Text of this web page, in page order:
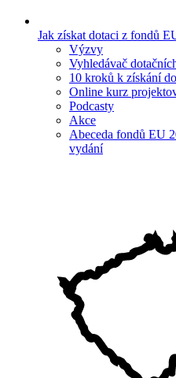
Jak získat dotaci z fondů
Výzvy
Vyhledávač
10 kroků k získání
Online kurz
Podcasty
Akce
Abeceda fondů EU
vydání